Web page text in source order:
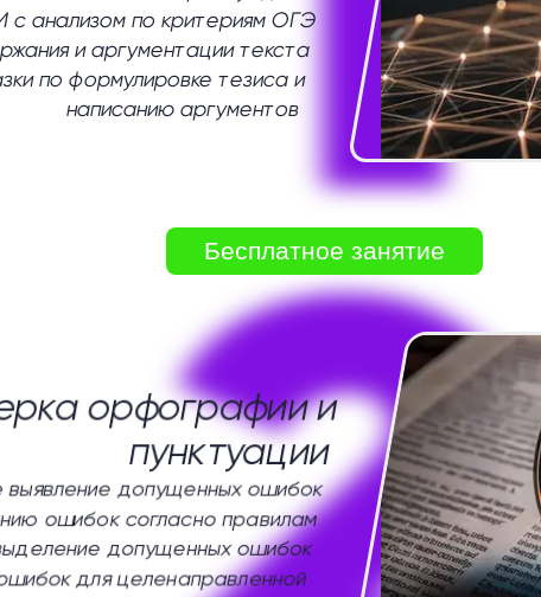
с анализом по критериям ОГЭ
и аргументации текста
по формулировке тезиса и
написанию аргументов
Бесплатное занятие
орфографии и
пунктуации
выявление допущенных ошибок
ошибок согласно правилам
допущенных ошибок
для целенаправленной